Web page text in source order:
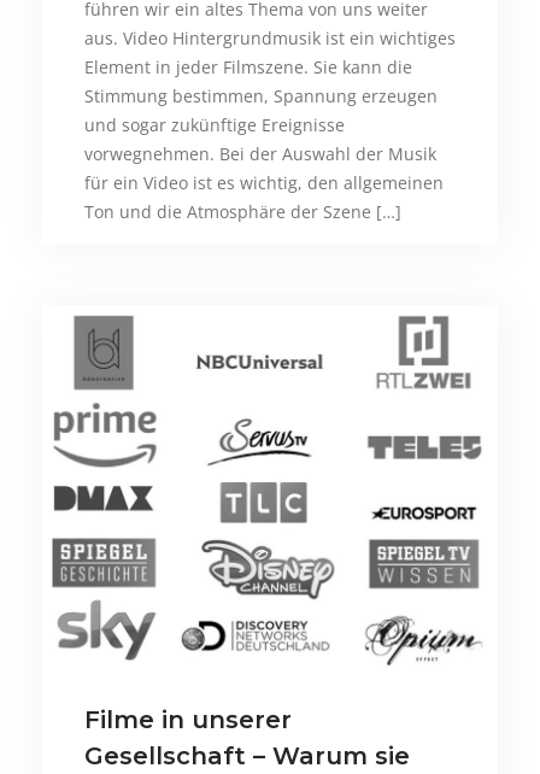
führen wir ein altes Thema von uns weiter
aus. Video Hintergrundmusik ist ein wichtiges
Element in jeder Filmszene. Sie kann die
Stimmung bestimmen, Spannung erzeugen
und sogar zukünftige Ereignisse
vorwegnehmen. Bei der Auswahl der Musik
für ein Video ist es wichtig, den allgemeinen
Ton und die Atmosphäre der Szene […]
Filme in unserer
Gesellschaft – Warum sie